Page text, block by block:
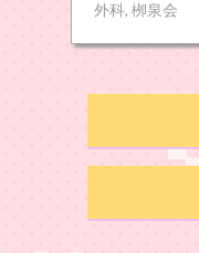
外科, 栁泉会